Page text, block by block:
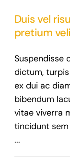
Duis vel
pretium
Suspendisse
dictum,
ex dui ac
bibendum
vitae viverra
tincidunt
...